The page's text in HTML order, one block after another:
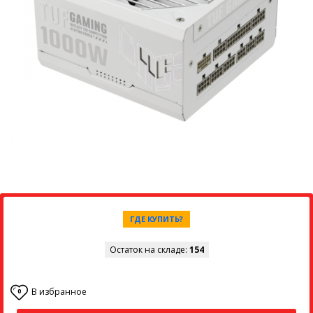
ГДЕ КУПИТЬ?
Остаток на складе: 154
0 В избранное